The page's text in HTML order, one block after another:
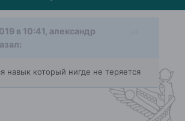
в 10:41, александр
навык который нигде не теряется